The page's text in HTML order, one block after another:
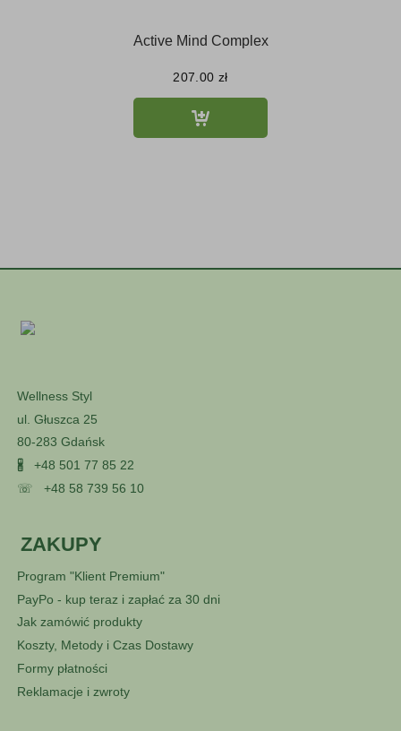
Active Mind Complex
207.00 zł
Wellness Styl
ul. Głuszca 25
80-283 Gdańsk
🖁 +48 501 77 85 22
☏ +48 58 739 56 10
ZAKUPY
Program "Klient Premium"
PayPo - kup teraz i zapłać za 30 dni
Jak zamówić produkty
Koszty, Metody i Czas Dostawy
Formy płatności
Reklamacje i zwroty